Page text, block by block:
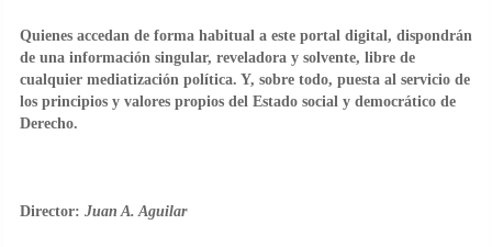
Quienes accedan de forma habitual a este portal digital, dispondrán
de una información singular, reveladora y solvente, libre de
cualquier mediatización política. Y, sobre todo, puesta al servicio de
los principios y valores propios del Estado social y democrático de
Derecho.
Director: Juan A. Aguilar